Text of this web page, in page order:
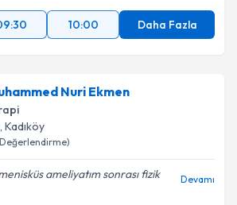
10:00 Daha Fazla
Nuri Ekmen
, Kadıköy
Değerlendirme)
ameliyatım sonrası fizik
Devamı